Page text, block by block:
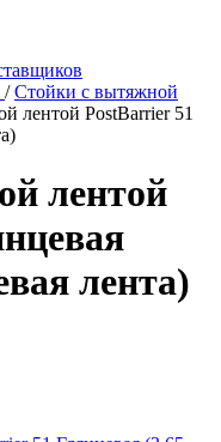
/Стойки с вытяжной
лентой PostBarrier 51
лентой
лента)